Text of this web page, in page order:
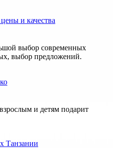
и качества
выбор современных
выбор предложений.
и детям подарит
Танзании